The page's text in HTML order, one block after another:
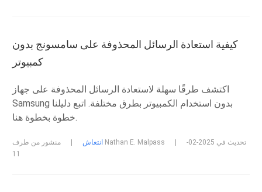
كيفية استعادة الرسائل المحذوفة على سامسونج بدون
كمبيوتر
اكتشف طرقًا سهلة لاستعادة الرسائل المحذوفة على جهاز
Samsung بدون استخدام الكمبيوتر بطرق مختلفة. اتبع دليلنا
خطوة بخطوة هنا.
انتعاش منشور من طرف Nathan E. Malpass
تحديث في 2025-02-
11